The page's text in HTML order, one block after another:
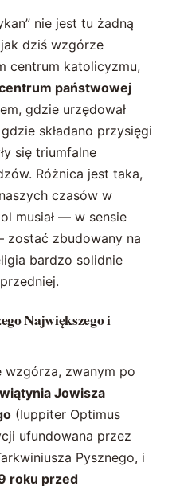
nie jest tu żadną
dziś wzgórze
centrum katolicyzmu,
państwowej
gdzie urzędował
składano przysięgi
się triumfalne
Różnica jest taka,
czasów w
musiał — w sensie
zostać zbudowany na
bardzo solidnie
Największego i
wzgórza, zwanym po
Jowisza
(Iuppiter Optimus
ufundowana przez
Pysznego, i
roku przed